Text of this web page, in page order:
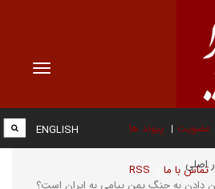
Toggle
عضویت پیوند ها
تماس با ما RSS
ENGLISH
اصلی
دادن به جنگ یمن پیامی به ایران است؟